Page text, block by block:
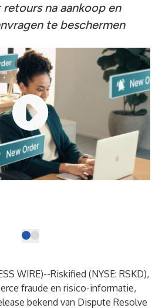
na aankoop en
te beschermen
WIRE)--Riskified (NYSE: RSKD),
fraude en risico-informatie,
bekend van Dispute Resolve